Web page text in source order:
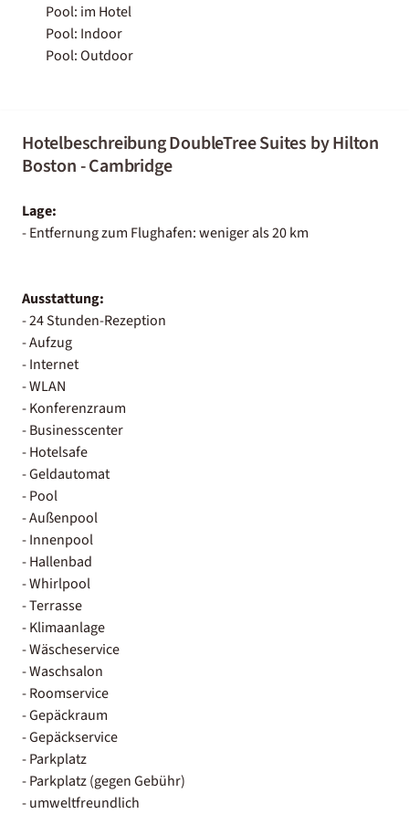
Pool: im Hotel
Pool: Indoor
Pool: Outdoor
Hotelbeschreibung DoubleTree Suites by Hilton
Boston - Cambridge
Lage:
- Entfernung zum Flughafen: weniger als 20 km
Ausstattung:
- 24 Stunden-Rezeption
- Aufzug
- Internet
- WLAN
- Konferenzraum
- Businesscenter
- Hotelsafe
- Geldautomat
- Pool
- Außenpool
- Innenpool
- Hallenbad
- Whirlpool
- Terrasse
- Klimaanlage
- Wäscheservice
- Waschsalon
- Roomservice
- Gepäckraum
- Gepäckservice
- Parkplatz
- Parkplatz (gegen Gebühr)
- umweltfreundlich